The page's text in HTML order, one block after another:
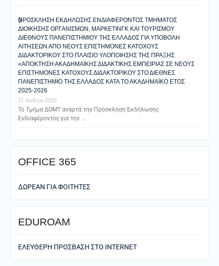
ΠΡΟΣΚΛΗΣΗ ΕΚΔΗΛΩΣΗΣ ΕΝΔΙΑΦΕΡΟΝΤΟΣ ΤΜΗΜΑΤΟΣ
ΔΙΟΙΚΗΣΗΣ ΟΡΓΑΝΙΣΜΩΝ, ΜΑΡΚΕΤΙΝΓΚ ΚΑΙ ΤΟΥΡΙΣΜΟΥ
ΔΙΕΘΝΟΥΣ ΠΑΝΕΠΙΣΤΗΜΙΟΥ ΤΗΣ ΕΛΛΑΔΟΣ ΓΙΑ ΥΠΟΒΟΛΗ
ΑΙΤΗΣΕΩΝ ΑΠΟ ΝΕΟΥΣ ΕΠΙΣΤΗΜΟΝΕΣ ΚΑΤΟΧΟΥΣ
ΔΙΔΑΚΤΟΡΙΚΟΥ ΣΤΟ ΠΛΑΙΣΙΟ ΥΛΟΠΟΙΗΣΗΣ ΤΗΣ ΠΡΑΞΗΣ
«ΑΠΟΚΤΗΣΗ ΑΚΑΔΗΜΑΪΚΗΣ ΔΙΔΑΚΤΙΚΗΣ ΕΜΠΕΙΡΙΑΣ ΣΕ ΝΕΟΥΣ
ΕΠΙΣΤΗΜΟΝΕΣ ΚΑΤΟΧΟΥΣ ΔΙΔΑΚΤΟΡΙΚΟΥ ΣΤΟ ΔΙΕΘΝΕΣ
ΠΑΝΕΠΙΣΤΗΜΙΟ ΤΗΣ ΕΛΛΑΔΟΣ ΚΑΤΑ ΤΟ ΑΚΑΔΗΜΑΪΚΟ ΕΤΟΣ
2025-2026
21 Ιουλίου 2025
Το Τμήμα ΔΟΜΤ αναρτά την Πρόσκληση Εκδήλωσης
Ενδιαφέροντος για την …
ΟFFICE 365
ΔΩΡΕΑΝ ΓΙΑ ΦΟΙΤΗΤΕΣ
EDUROAM
ΕΛΕΥΘΕΡΗ ΠΡΟΣΒΑΣΗ ΣΤΟ ΙΝΤΕRNET